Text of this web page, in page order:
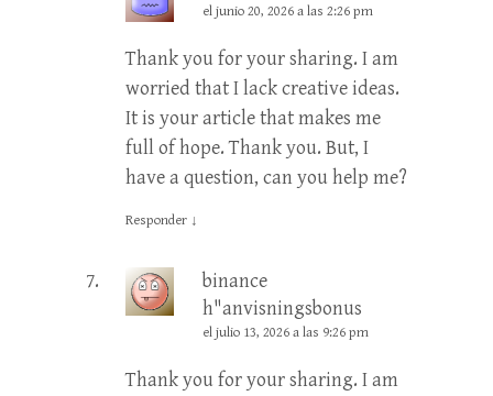
el junio 20, 2026 a las 2:26 pm
Thank you for your sharing. I am
worried that I lack creative ideas.
It is your article that makes me
full of hope. Thank you. But, I
have a question, can you help me?
Responder ↓
binance
h"anvisningsbonus
el julio 13, 2026 a las 9:26 pm
Thank you for your sharing. I am